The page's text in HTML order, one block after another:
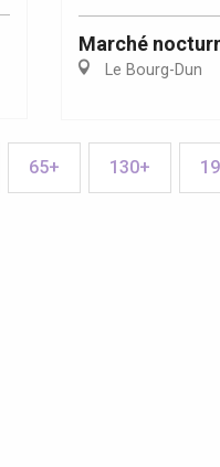
Marché
Le Bourg-Dun
65+ 130+